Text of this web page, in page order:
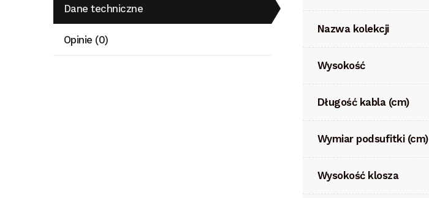
Dane techniczne
Opinie (0)
Nazwa kolekcji
Wysokość
Długość kabla (cm)
Wymiar podsufitki (cm)
Wysokość klosza